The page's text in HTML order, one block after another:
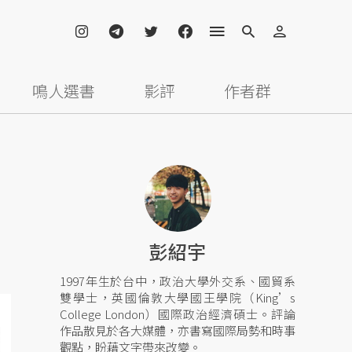
鳴人選書 影評 作者群
彭紹宇
1997年生於台中，政治大學外交系、國貿系
雙學士，英國倫敦大學國王學院（King’s
College London）國際政治經濟碩士。評論
作品散見於各大媒體，亦書寫國際局勢和時事
觀點，盼藉文字帶來改變。